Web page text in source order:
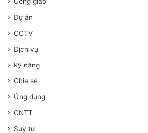
Dự án
CCTV
Dịch vụ
Kỹ năng
Chia sẻ
Ứng dụng
CNTT
Suy tư